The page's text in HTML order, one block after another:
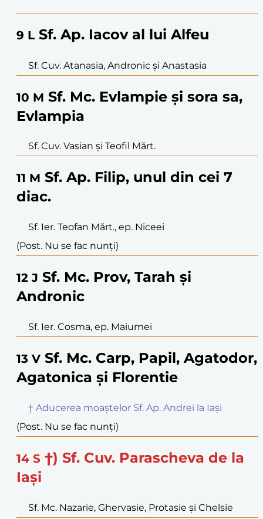
9 L Sf. Ap. Iacov al lui Alfeu
Sf. Cuv. Atanasia, Andronic și Anastasia
10 M Sf. Mc. Evlampie și sora sa,
Evlampia
Sf. Cuv. Vasian și Teofil Mărt.
11 M Sf. Ap. Filip, unul din cei 7
diac.
Sf. Ier. Teofan Mărt., ep. Niceei
(Post. Nu se fac nunți)
12 J Sf. Mc. Prov, Tarah și
Andronic
Sf. Ier. Cosma, ep. Maiumei
13 V Sf. Mc. Carp, Papil, Agatodor,
Agatonica și Florentie
† Aducerea moaștelor Sf. Ap. Andrei la Iași
(Post. Nu se fac nunți)
14 S †) Sf. Cuv. Parascheva de la
Iași
Sf. Mc. Nazarie, Ghervasie, Protasie și Chelsie